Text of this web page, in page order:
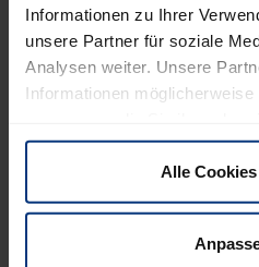
Informationen zu Ihrer
unsere Partner für soziale
Analysen weiter. Unsere
Informationen
sie im Rahmen Ihrer Nutzung
haben. Sie können selbst
wir verwenden dürfen.
Alle
Onboarding-Programm
Mitarbeiterevents
Regelmäßige
Langfristige Perspektive